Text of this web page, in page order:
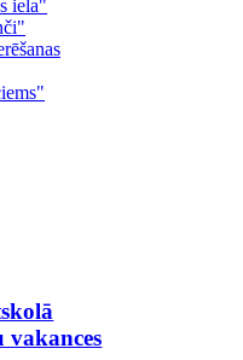
iela"
vakances